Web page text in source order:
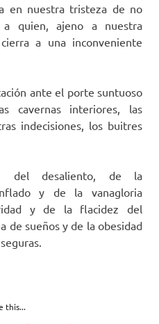
en nuestra tristeza de no
quien, ajeno a nuestra
a una inconveniente
ante el porte suntuoso
cavernas interiores, las
indecisiones, los buitres
del desaliento, de la
y de la vanagloria
y de la flacidez del
de sueños y de la obesidad
this...